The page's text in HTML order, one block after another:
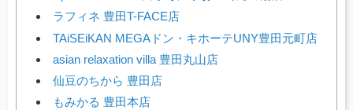
ラフィネ 豊田T-FACE店
TAiSEiKAN MEGAドン・キホーテUNY豊田元町店
asian relaxation villa 豊田丸山店
仙豆のちから 豊田店
もみかる 豊田本店